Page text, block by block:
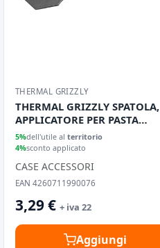
THERMAL GRIZZLY
THERMAL GRIZZLY SPATOLA,
APPLICATORE PER PASTA
TERMICA, 3 PEZZI
5%dell'utile al territorio
4%sconto applicato
CASE ACCESSORI
EAN 4260711990076
3,29 € + iva 22
Aggiungi